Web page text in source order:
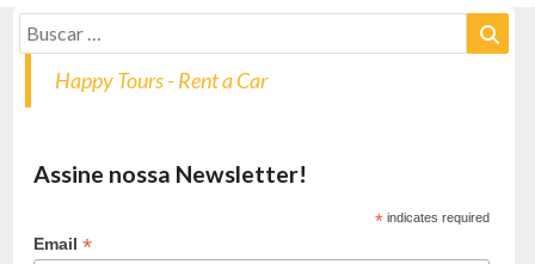
Happy Tours - Rent a Car
Assine nossa Newsletter!
* indicates required
Email*